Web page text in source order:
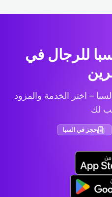
للرجال في
– اختر الخدمة والمزود
لك
حجز في السبا